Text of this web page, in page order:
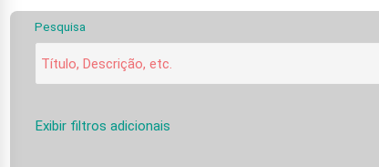
Pesquisa
Exibir filtros adicionais